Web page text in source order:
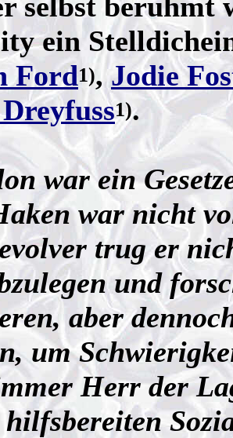
ein
Ford1),Jodie
1).
war ein
war nicht
trug er
und
aber
um
Herr der